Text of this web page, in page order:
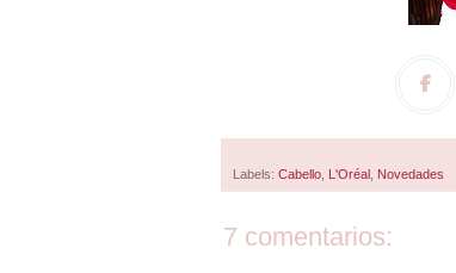
Labels: Cabello L'Oréal Novedades
7 comentarios: